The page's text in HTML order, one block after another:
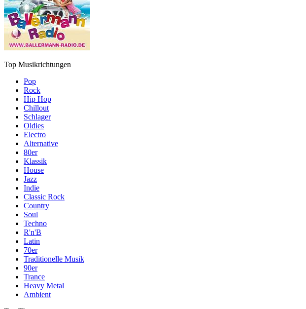
Top Musikrichtungen
Pop
Rock
Hip Hop
Chillout
Schlager
Oldies
Electro
Alternative
80er
Klassik
House
Jazz
Indie
Classic Rock
Country
Soul
Techno
R'n'B
Latin
70er
Traditionelle Musik
90er
Trance
Heavy Metal
Ambient